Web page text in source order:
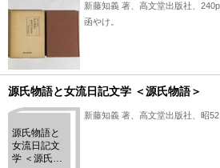
新藤知義 著、高文堂出版社、
函やけ。
源氏物語と女流日記文学 ＜源氏物語＞
源氏物語と
女流日記文
学 ＜源氏物
新藤知義 著、高文堂出版社、昭